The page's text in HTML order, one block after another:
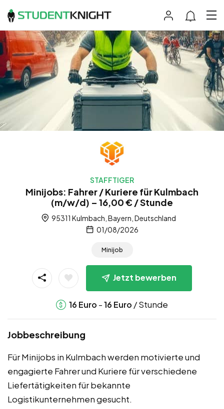
STAFFTIGER
Minijobs: Fahrer / Kuriere für Kulmbach
(m/w/d) – 16,00 € / Stunde
95311 Kulmbach, Bayern, Deutschland
01/08/2026
Minijob
Jetzt bewerben
16 Euro -16 Euro / Stunde
Jobbeschreibung
Für Minijobs in Kulmbach werden motivierte und
engagierte Fahrer und Kuriere für verschiedene
Liefertätigkeiten für bekannte
Logistikunternehmen gesucht.